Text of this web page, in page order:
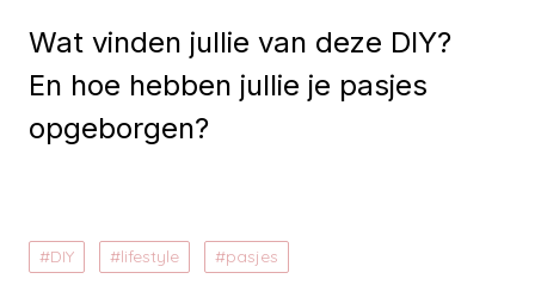
Wat vinden jullie van deze DIY?
En hoe hebben jullie je pasjes
opgeborgen?
DIY lifestyle pasjes